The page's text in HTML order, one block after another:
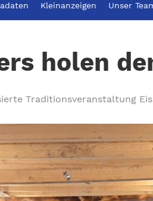
Kleinanzeigen Unser
holen
Traditionsveranstaltung